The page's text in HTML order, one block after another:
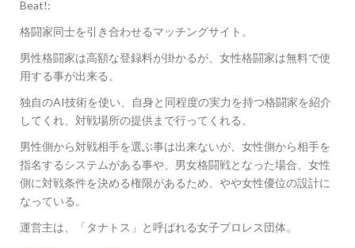
Beat!:
格闘家同士を引き合わせるマッチングサイト。
男性格闘家は高額な登録料が掛かるが、女性格闘家は無料で使
用する事が出来る。
独自のAI技術を使い、自身と同程度の実力を持つ格闘家を紹介
してくれ、対戦場所の提供まで行ってくれる。
男性側から対戦相手を選ぶ事は出来ないが、女性側から相手を
指名するシステムがある事や、男女格闘戦となった場合、女性
側に対戦条件を決める権限があるため、やや女性優位の設計に
なっている。
運営主は、「タナトス」と呼ばれる女子プロレス団体。